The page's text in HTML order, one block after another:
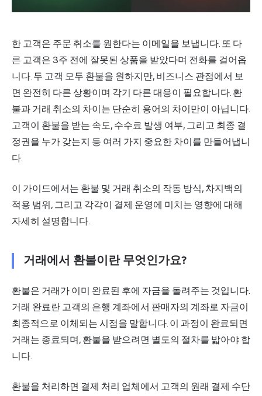
한 고객은 주문 취소를 원한다는 이메일을 보냅니다. 또 다
른 고객은 3주 전에 잘못된 상품을 받았다며 전화를 걸어옵
니다. 두 고객 모두 환불을 원하지만, 비즈니스 관점에서 보
면 완전히 다른 상황이며 각기 다른 대응이 필요합니다. 환
불과 거래 취소의 차이는 단순히 용어의 차이만이 아닙니다.
고객이 환불을 받는 속도, 수수료 발생 여부, 그리고 최종 결
정권을 누가 갖는지 등 여러 가지 중요한 차이를 만들어냅니
다.
이 가이드에서는 환불 및 거래 취소의 작동 방식, 차지백의
적용 범위, 그리고 각각이 결제 운영에 미치는 영향에 대해
자세히 설명합니다.
거래에서 환불이란 무엇인가요?
환불은 거래가 이미 완료된 후에 자금을 돌려주는 것입니다.
거래 완료란 고객의 은행 계좌에서 판매자의 계좌로 자금이
최종적으로 이체되는 시점을 말합니다. 이 과정이 완료되면
거래는 종료되며, 환불을 받으려면 별도의 절차를 밟아야 합
니다.
환불을 처리하면 결제 처리 업체에서 고객의 원래 결제 수단